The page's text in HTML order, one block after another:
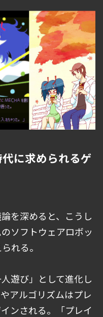
に求められるゲ
を深めると、こうし
ソフトウェアロボッ
れる。
遊び」として進化し
アルゴリズムはプレ
ンされる。「プレイ